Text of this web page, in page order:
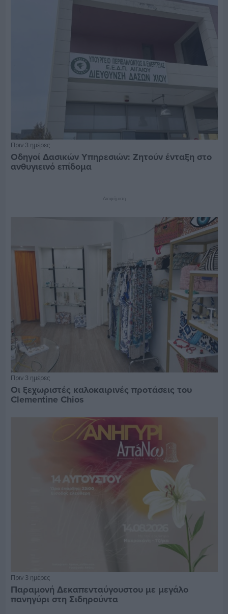
Πριν 3 ημέρες
Οδηγοί Δασικών Υπηρεσιών: Ζητούν ένταξη στο
ανθυγιεινό επίδομα
Διαφήμιση
Πριν 3 ημέρες
Οι ξεχωριστές καλοκαιρινές προτάσεις του
Clementine Chios
Πριν 3 ημέρες
Παραμονή Δεκαπενταύγουστου με μεγάλο
πανηγύρι στη Σιδηρούντα